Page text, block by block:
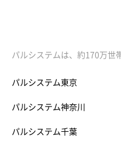
パルシステムは、約170万世
パルシステム東京
パルシステム神奈川
パルシステム千葉